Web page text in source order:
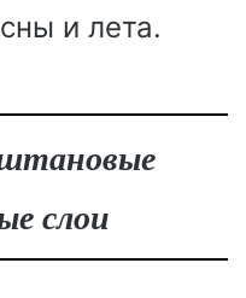
и лета.
слои